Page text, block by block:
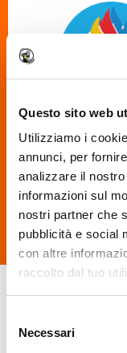
Questo sito web
Utilizziamo i
annunci, per
analizzare il
informazioni sul
nostri partner che
pubblicità e social
con altre
raccolto dal tuo
process your
delNecessari
Somos a
instrutores
competição de